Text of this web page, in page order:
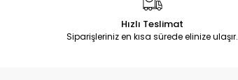
Hızlı Teslimat
Siparişleriniz en kısa sürede elinize ulaşır.